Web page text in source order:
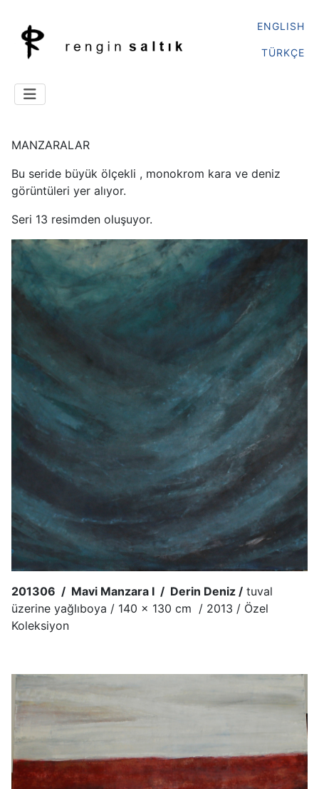
ENGLISH
TÜRKÇE
MANZARALAR
Bu seride büyük ölçekli , monokrom kara ve deniz
görüntüleri yer alıyor.
Seri 13 resimden oluşuyor.
201306 / Mavi Manzara I / Derin Deniz / tuval
üzerine yağlıboya / 140 x 130 cm / 2013 / Özel
Koleksiyon